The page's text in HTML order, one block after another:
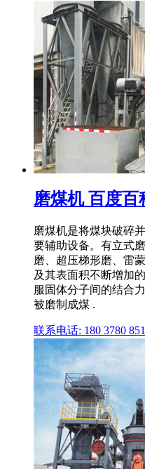
磨煤机 百度百
磨煤机是将煤块破碎
要辅助设备。有立式
磨、超压梯形磨、雷
及其表面积不断增加
服固体分子间的结合
被磨制成煤 .
联系电话: 180 3780